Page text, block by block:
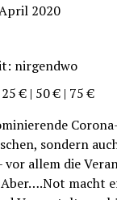
2020
nirgendwo
€ | 50 € | 75 €
son­dern
vor allem die
macht